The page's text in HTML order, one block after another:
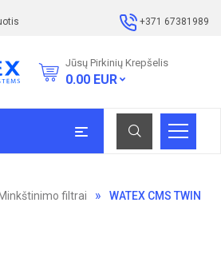
+371 67381989
Jūsų Pirkinių Krepšelis
0.00 EUR
Minkštinimo filtrai WATEX CMS TWIN